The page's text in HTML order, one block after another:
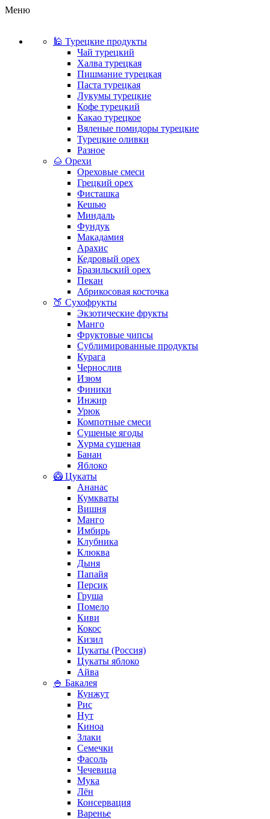
Меню
🕌 Турецкие продукты
Чай турецкий
Халва турецкая
Пишмание турецкая
Паста турецкая
Лукумы турецкие
Кофе турецкий
Какао турецкое
Вяленые помидоры турецкие
Турецкие оливки
Разное
🌰 Орехи
Ореховые смеси
Грецкий орех
Фисташка
Кешью
Миндаль
Фундук
Макадамия
Арахис
Кедровый орех
Бразильский орех
Пекан
Абрикосовая косточка
🍑 Сухофрукты
Экзотические фрукты
Манго
Фруктовые чипсы
Сублимированные продукты
Курага
Чернослив
Изюм
Финики
Инжир
Урюк
Компотные смеси
Сушеные ягоды
Хурма сушеная
Банан
Яблоко
🥝 Цукаты
Ананас
Кумкваты
Вишня
Манго
Имбирь
Клубника
Клюква
Дыня
Папайя
Персик
Груша
Помело
Киви
Кокос
Кизил
Цукаты (Россия)
Цукаты яблоко
Айва
🍚 Бакалея
Кунжут
Рис
Нут
Киноа
Злаки
Семечки
Фасоль
Чечевица
Мука
Лён
Консервация
Варенье